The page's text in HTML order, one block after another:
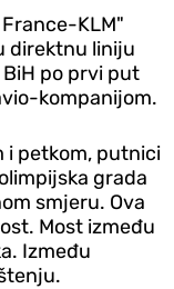
KLM"
direktnu liniju
po prvi put
kompanijom.
i petkom, putnici
grada
smjeru. Ova
Most između
Između